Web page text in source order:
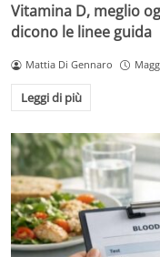
Vitamina D, meglio
dicono le linee guida
Mattia Di Gennaro
Leggi di più